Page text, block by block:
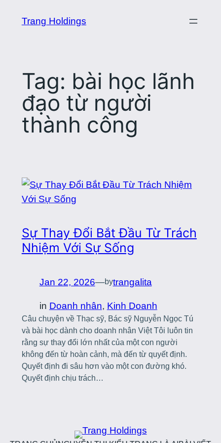
Trang Holdings
Tag: bài học lãnh
đạo từ người
thành công
Sự Thay Đổi Bắt Đầu Từ Trách
Nhiệm Với Sự Sống
Jan 22, 2026—bytrangalita
in Doanh nhân, Kinh Doanh
Câu chuyện về Thạc sỹ, Bác sỹ Nguyễn Ngọc Tú
và bài học dành cho doanh nhân Việt Tôi luôn tin
rằng sự thay đổi lớn nhất của một con người
không đến từ hoàn cảnh, mà đến từ quyết định.
Quyết định đi sâu hơn vào một con đường khó.
Quyết định chịu trách…